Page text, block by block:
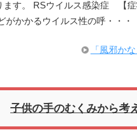
ます。 RSウイルス感染症 【
がかかるウイルス性の呼・・・
「風邪か
子供の手のむくみから考